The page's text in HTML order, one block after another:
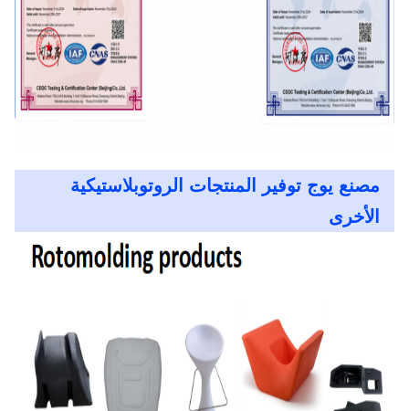
مصنع يوج توفير المنتجات الروتوبلاستيكية
الأخرى